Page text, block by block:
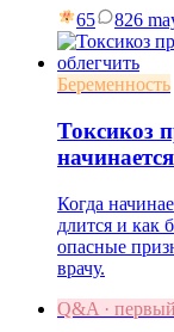
65 826
Беременность
Токсикоз
Когда
длится и как
опасные
врачу.
Q&A ·